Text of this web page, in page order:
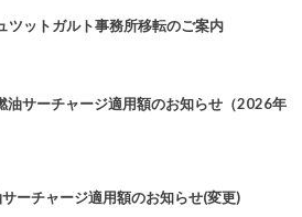
ツットガルト事務所移転のご案内
油サーチャージ適用額のお知らせ（2026年
ーチャージ適用額のお知らせ(変更)